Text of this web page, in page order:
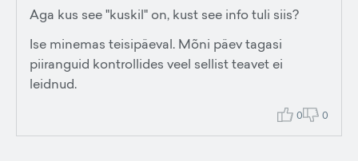
Aga kus see "kuskil" on, kust see info tuli siis?
Ise minemas teisipäeval. Mõni päev tagasi
piiranguid kontrollides veel sellist teavet ei
leidnud.
0 0